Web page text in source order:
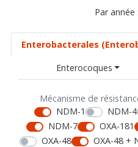
Par année :
Enterobacterales
Enterocoques
Mécanisme de
NDM-1
NDM-4
NDM-7
OXA-181
OXA-48
OXA-48 +